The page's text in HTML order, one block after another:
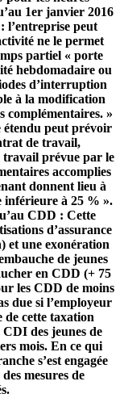
1er janvier 2016
l’entreprise peut
ne le permet
partiel « porte
hebdomadaire ou
d’interruption
à la modification
complémentaires. »
étendu peut prévoir
de travail,
travail prévue par le
accomplies
donnent lieu à
inférieure à 25 % ».
CDD : Cette
d’assurance
et une exonération
de jeunes
en CDD (+ 75
les CDD de moins
due si l’employeur
cette taxation
des jeunes de
mois. En ce qui
s’est engagée
mesures de